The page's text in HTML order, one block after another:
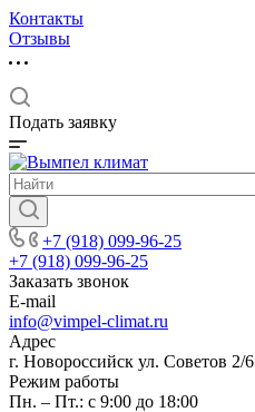
Контакты
Отзывы
Подать заявку
+7 (918) 099-96-25
+7 (918) 099-96-25
Заказать звонок
E-mail
info@vimpel-climat.ru
Адрес
г. Новороссийск ул. Советов 2/6
Режим работы
Пн. – Пт.: с 9:00 до 18:00